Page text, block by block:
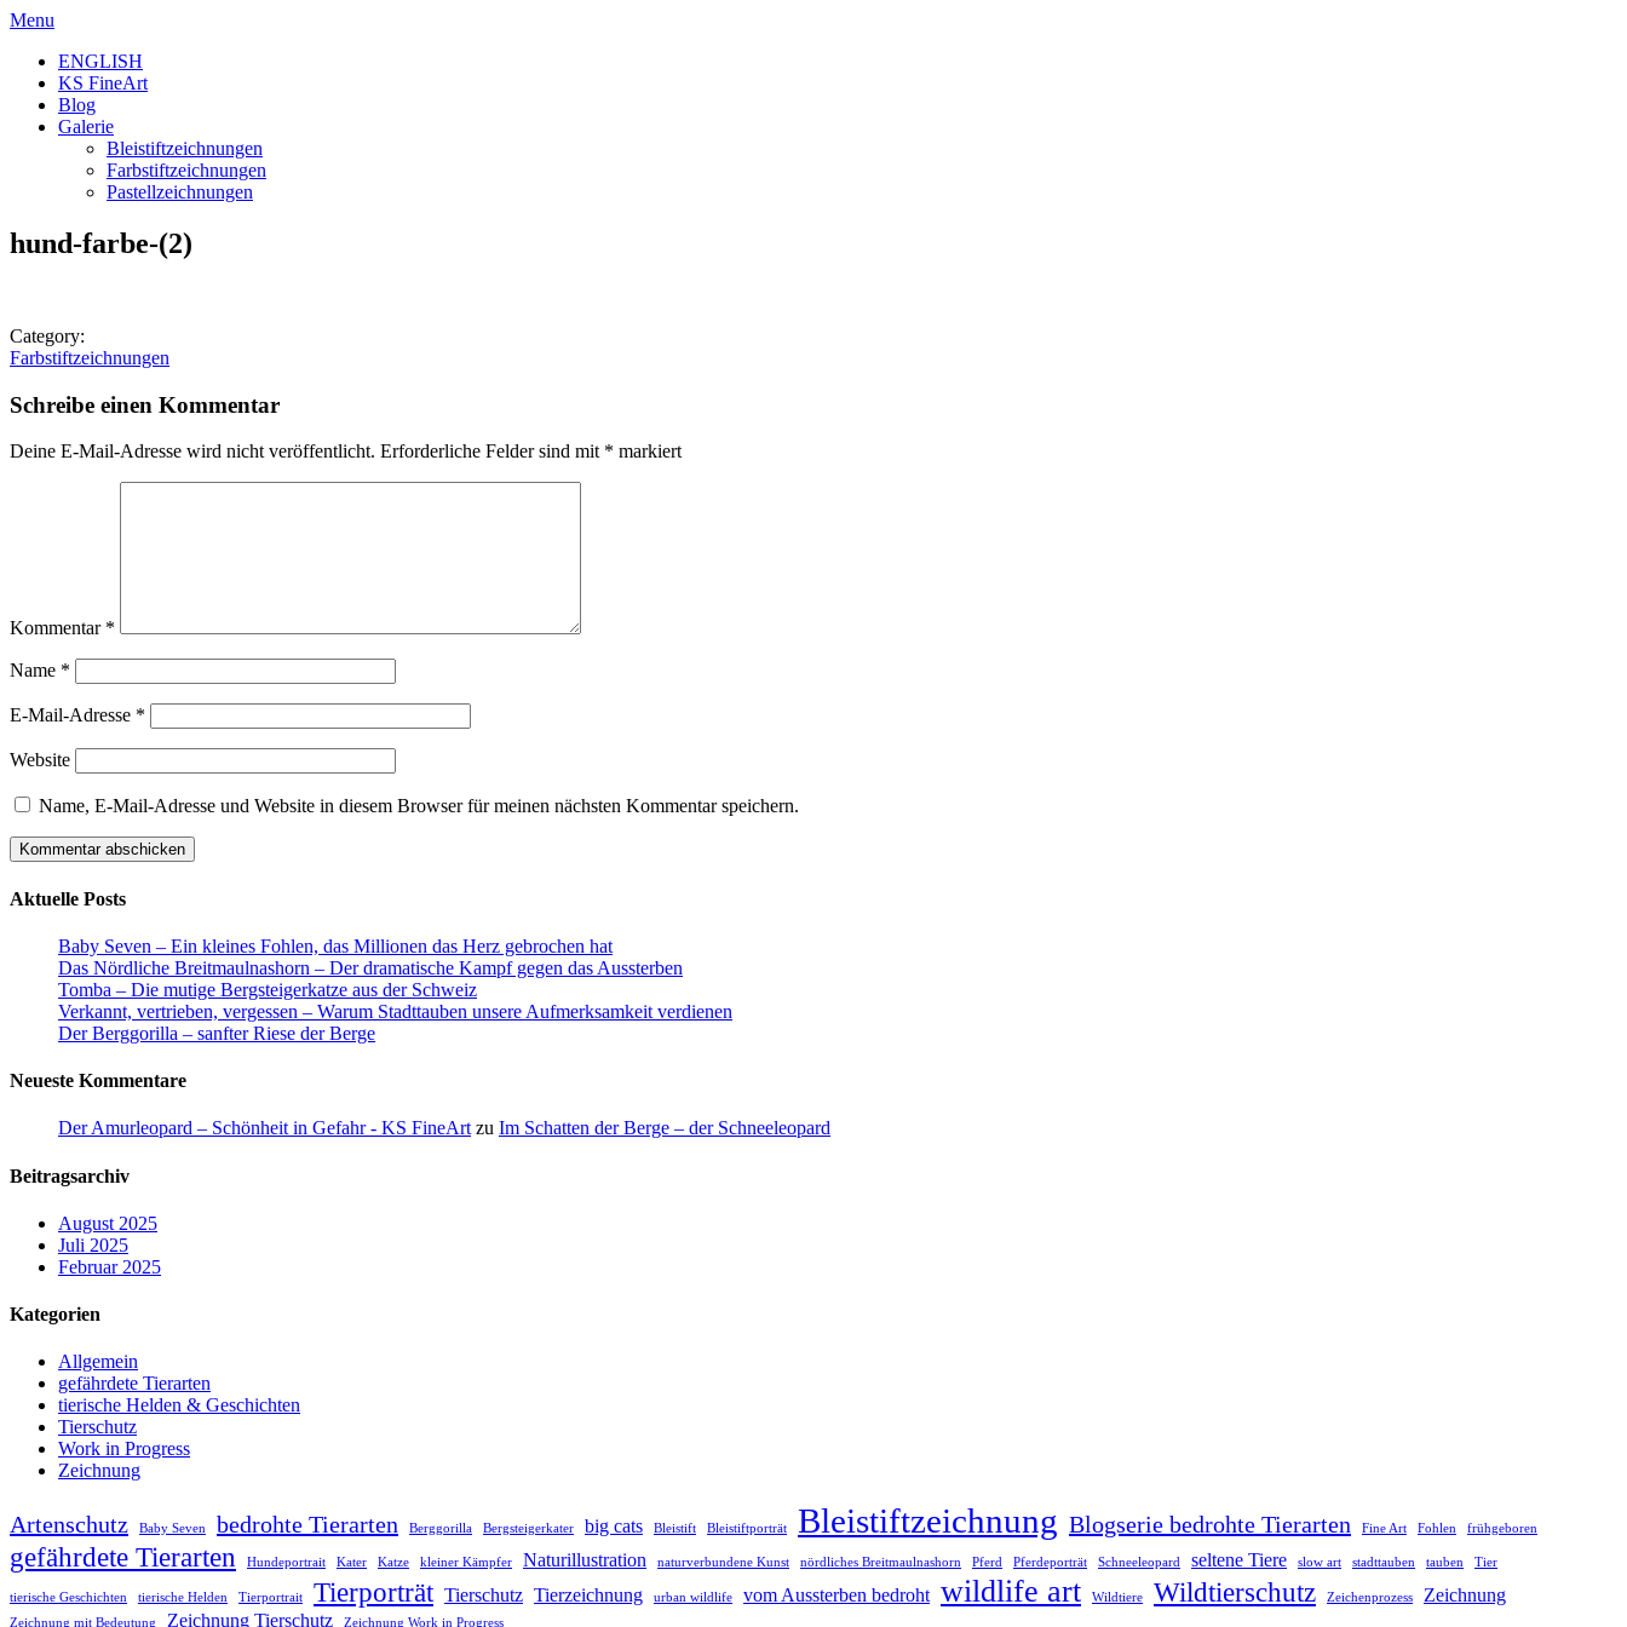
Skip
content
Menu
ENGLISH
KS FineArt
Blog
Galerie
Bleistiftzeichnungen
Farbstiftzeichnungen
Pastellzeichnungen
hund-farbe-(2)
Category:
Beitragsnavigation
Farbstiftzeichnungen
Schreibe einen Kommentar
Deine E-Mail-Adresse wird nicht veröffentlicht. Erforderliche Felder sind mit * markiert
Kommentar *
Name *
E-Mail-Adresse *
Website
Name, E-Mail-Adresse und Website in diesem Browser für meinen nächsten Kommentar speichern.
Aktuelle Posts
Baby Seven – Ein kleines Fohlen, das Millionen das Herz gebrochen hat
Das Nördliche Breitmaulnashorn – Der dramatische Kampf gegen das Aussterben
Tomba – Die mutige Bergsteigerkatze aus der Schweiz
Verkannt, vertrieben, vergessen – Warum Stadttauben unsere Aufmerksamkeit verdienen
Der Berggorilla – sanfter Riese der Berge
Neueste Kommentare
Der Amurleopard – Schönheit in Gefahr - KS FineArt zu Im Schatten der Berge – der Schneeleopard
Beitragsarchiv
August 2025
Juli 2025
Februar 2025
Kategorien
Allgemein
gefährdete Tierarten
tierische Helden & Geschichten
Tierschutz
Work in Progress
Zeichnung
Artenschutz Baby Seven bedrohte Tierarten Berggorilla Bergsteigerkater big cats Bleistift Bleistiftporträt Bleistiftzeichnung Blogserie bedrohte Tierarten Fine Art Fohlen frühgeboren
gefährdete Tierarten Hundeportrait Kater Katze kleiner Kämpfer Naturillustration naturverbundene Kunst nördliches Breitmaulnashorn Pferd Pferdeporträt Schneeleopard seltene Tiere slow art stadttauben tauben Tier
tierische Geschichten tierische Helden Tierportrait Tierporträt Tierschutz Tierzeichnung urban wildlife vom Aussterben bedroht wildlife art Wildtiere Wildtierschutz Zeichenprozess Zeichnung
Zeichnung mit Bedeutung Zeichnung Tierschutz Zeichnung Work in Progress